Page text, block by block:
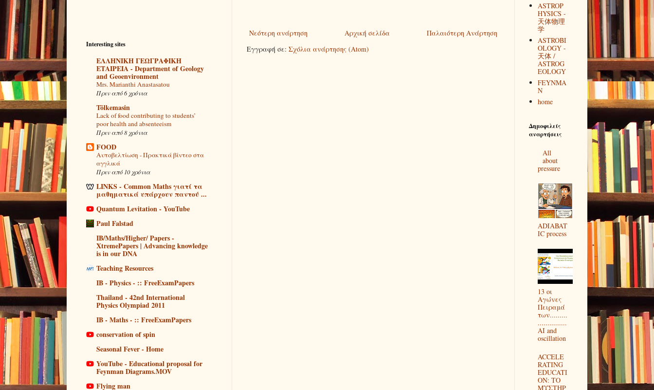
Νεότερη ανάρτηση Παλαιότερη Ανάρτηση
Αρχική σελίδα
Εγγραφή σε: Σχόλια ανάρτησης (Atom)
Interesting sites
ΕΛΛΗΝΙΚΗ ΓΕΩΓΡΑΦΙΚΗ
ΕΤΑΙΡΕΙΑ - Department of Geology
and Geoenvironment
Mrs. Marianthi Anastasatou
Πριν από 6 χρόνια
Tõlkemasin
Lack of food contributing to students’
poor health and absenteeism
Πριν από 8 χρόνια
FOOD
Αυτοβελτίωση - Πρακτικά βίντεο στα
αγγλικά
Πριν από 10 χρόνια
LINKS - Common Maths γιατί τα
μαθηματικά υπάρχουν παντού ...
Quantum Levitation - YouTube
Paul Falstad
IB/Maths/Higher/ Papers -
XtremePapers | Advancing knowledge
is in our DNA
Teaching Resources
IB - Physics - :: FreeExamPapers
Thailand - 42nd International
Physics Olympiad 2011
IB - Maths - :: FreeExamPapers
conservation of spin
Seasonal Fever - Home
YouTube - Educational proposal for
Feynman Diagrams.MOV
Flying man
ASTROP
HYSICS -
天体物理
学
ASTROBI
OLOGY -
天体 /
ASTROG
EOLOGY
FEYNMA
N
home
Δημοφιλείς
αναρτήσεις
All
about
pressure
ADIABAT
IC process
13 οι
Αγώνες
Πειραμά
των.........
...............
AI and
oscillation
ACCELE
RATING
EDUCATI
ON: ΤΟ
ΜΥΣΤΗΡ